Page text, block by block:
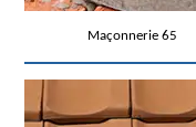
Maçonnerie 65